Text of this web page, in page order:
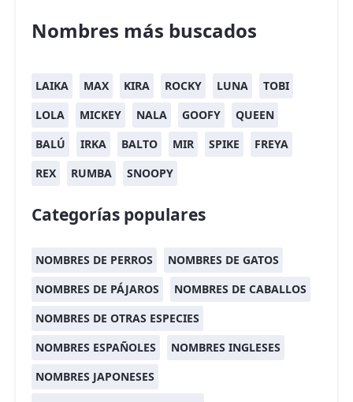
Nombres más buscados
LAIKA MAX KIRA ROCKY LUNA
TOBI
LOLA
MICKEY NALA GOOFY
QUEEN
BALÚ
IRKA BALTO MIR SPIKE
FREYA
REX
RUMBA SNOOPY
Categorías populares
NOMBRES DE PERROS
NOMBRES DE GATOS
NOMBRES DE PÁJAROS
NOMBRES DE CABALLOS
NOMBRES DE OTRAS ESPECIES
NOMBRES ESPAÑOLES
NOMBRES INGLESES
NOMBRES JAPONESES